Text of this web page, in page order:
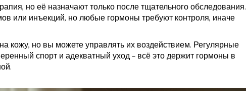
но её назначают только после тщательного обследования.
или инъекций, но любые гормоны требуют контроля, иначе
кожу, но вы можете управлять их воздействием. Регулярные
спорт и адекватный уход – всё это держит гормоны в